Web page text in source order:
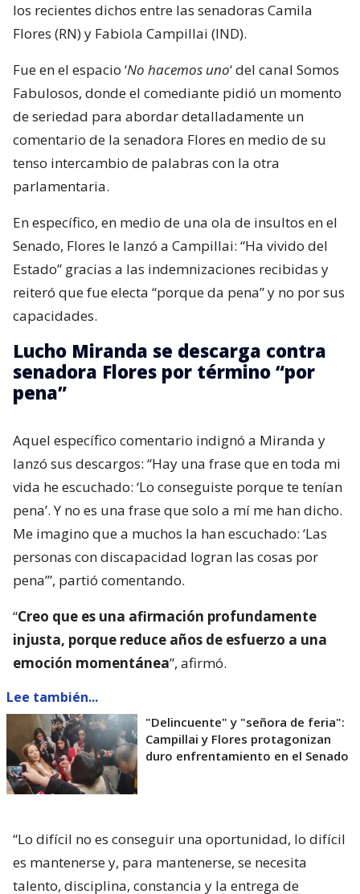
los recientes dichos entre las senadoras Camila
Flores (RN) y Fabiola Campillai (IND).
Fue en el espacio ‘No hacemos uno‘ del canal Somos
Fabulosos, donde el comediante pidió un momento
de seriedad para abordar detalladamente un
comentario de la senadora Flores en medio de su
tenso intercambio de palabras con la otra
parlamentaria.
En específico, en medio de una ola de insultos en el
Senado, Flores le lanzó a Campillai: “Ha vivido del
Estado” gracias a las indemnizaciones recibidas y
reiteró que fue electa “porque da pena” y no por sus
capacidades.
Lucho Miranda se descarga contra
senadora Flores por término “por
pena”
Aquel específico comentario indignó a Miranda y
lanzó sus descargos: “Hay una frase que en toda mi
vida he escuchado: ‘Lo conseguiste porque te tenían
pena’. Y no es una frase que solo a mí me han dicho.
Me imagino que a muchos la han escuchado: ‘Las
personas con discapacidad logran las cosas por
pena’”, partió comentando.
“Creo que es una afirmación profundamente
injusta, porque reduce años de esfuerzo a una
emoción momentánea”, afirmó.
Lee también...
"Delincuente" y "señora de feria":
Campillai y Flores protagonizan
duro enfrentamiento en el Senado
“Lo difícil no es conseguir una oportunidad, lo difícil
es mantenerse y, para mantenerse, se necesita
talento, disciplina, constancia y la entrega de